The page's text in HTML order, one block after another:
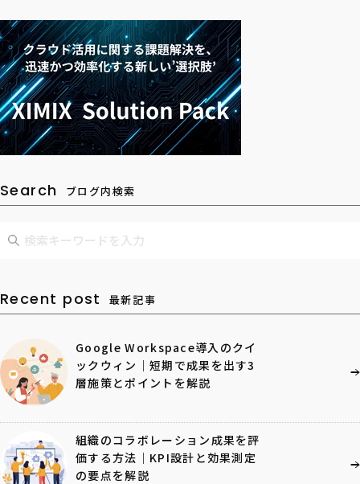
Search ブログ内検索
Recent post 最新記事
Google Workspace導入のクイ
ックウィン｜短期で成果を出す3
層施策とポイントを解説
組織のコラボレーション成果を評
価する方法｜KPI設計と効果測定
の要点を解説